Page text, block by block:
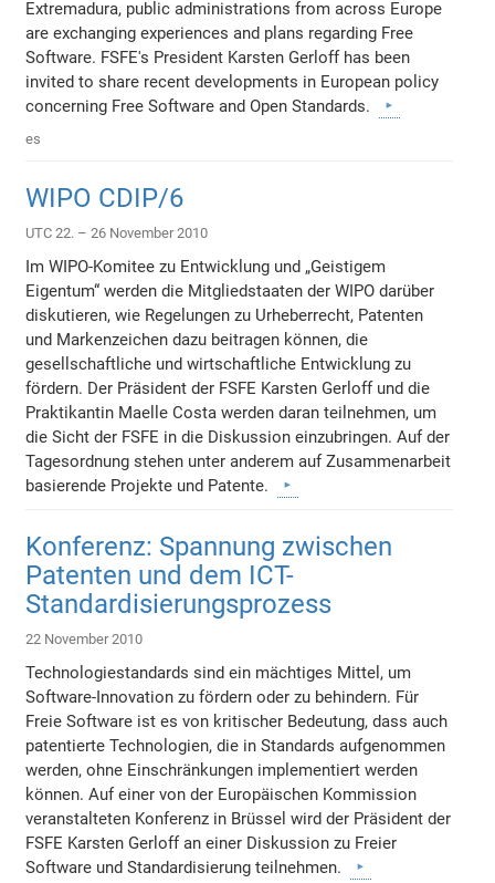
Extremadura, public administrations from across Europe
are exchanging experiences and plans regarding Free
Software. FSFE's President Karsten Gerloff has been
invited to share recent developments in European policy
concerning Free Software and Open Standards.
es
WIPO CDIP/6
UTC 22. – 26 November 2010
Im WIPO-Komitee zu Entwicklung und „Geistigem
Eigentum“ werden die Mitgliedstaaten der WIPO darüber
diskutieren, wie Regelungen zu Urheberrecht, Patenten
und Markenzeichen dazu beitragen können, die
gesellschaftliche und wirtschaftliche Entwicklung zu
fördern. Der Präsident der FSFE Karsten Gerloff und die
Praktikantin Maelle Costa werden daran teilnehmen, um
die Sicht der FSFE in die Diskussion einzubringen. Auf der
Tagesordnung stehen unter anderem auf Zusammenarbeit
basierende Projekte und Patente.
Konferenz: Spannung zwischen
Patenten und dem ICT-
Standardisierungsprozess
22 November 2010
Technologiestandards sind ein mächtiges Mittel, um
Software-Innovation zu fördern oder zu behindern. Für
Freie Software ist es von kritischer Bedeutung, dass auch
patentierte Technologien, die in Standards aufgenommen
werden, ohne Einschränkungen implementiert werden
können. Auf einer von der Europäischen Kommission
veranstalteten Konferenz in Brüssel wird der Präsident der
FSFE Karsten Gerloff an einer Diskussion zu Freier
Software und Standardisierung teilnehmen.